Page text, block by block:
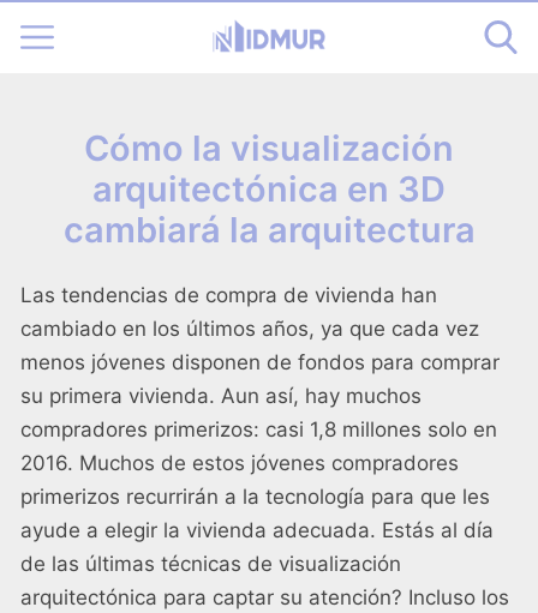
Cómo la visualización
arquitectónica en 3D
cambiará la arquitectura
Las tendencias de compra de vivienda han
cambiado en los últimos años, ya que cada vez
menos jóvenes disponen de fondos para comprar
su primera vivienda. Aun así, hay muchos
compradores primerizos: casi 1,8 millones solo en
2016. Muchos de estos jóvenes compradores
primerizos recurrirán a la tecnología para que les
ayude a elegir la vivienda adecuada. Estás al día
de las últimas técnicas de visualización
arquitectónica para captar su atención? Incluso los